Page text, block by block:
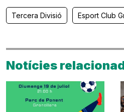
Tercera Divisió Esport Club
Notícies